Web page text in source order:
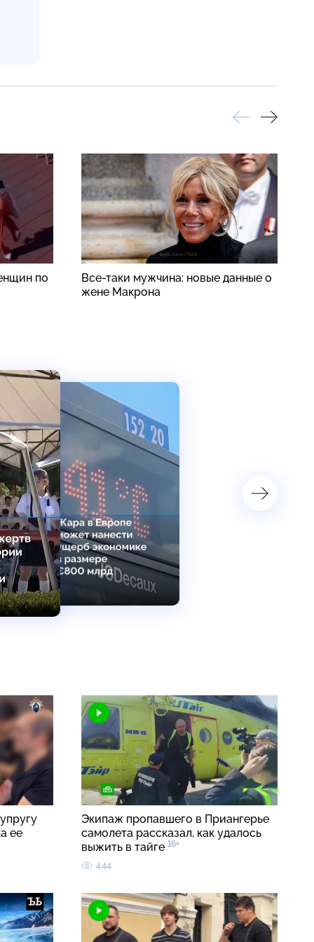
по
Все-таки мужчина: новые данные о
жене Макрона
ее
Экипаж пропавшего в Приангерье
самолета рассказал, как удалось
выжить в тайге 16+
444